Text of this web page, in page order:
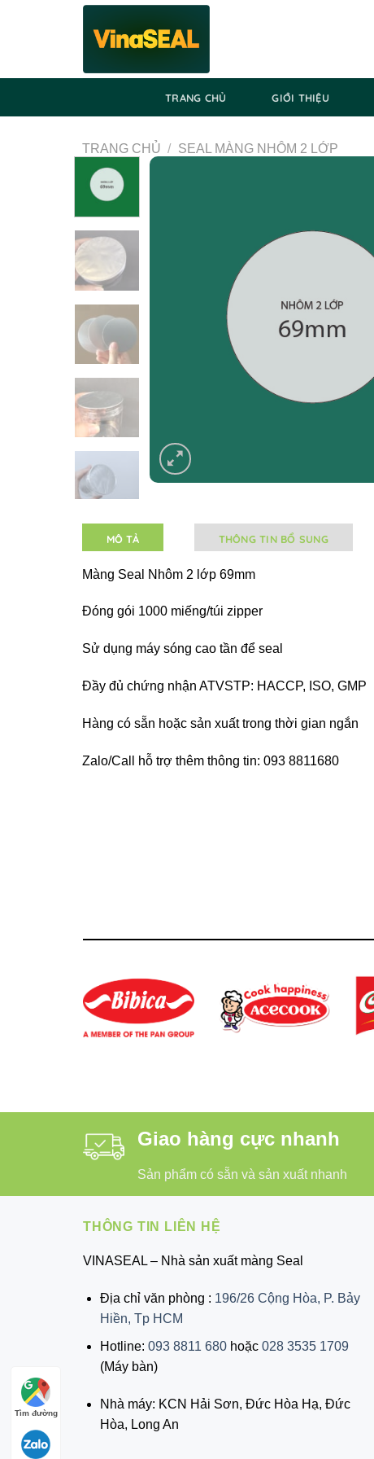
TRANG CHỦ GIỚI THIỆU
TRANG CHỦ / SEAL MÀNG NHÔM 2 LỚP
MÔ TẢ THÔNG TIN BỔ SUNG
Màng Seal Nhôm 2 lớp 69mm
Đóng gói 1000 miếng/túi zipper
Sử dụng máy sóng cao tần để seal
Đầy đủ chứng nhận ATVSTP: HACCP, ISO, GMP
Hàng có sẵn hoặc sản xuất trong thời gian ngắn
Zalo/Call hỗ trợ thêm thông tin: 093 8811680
Giao hàng cực nhanh
Sản phẩm có sẵn và sản xuất nhanh
THÔNG TIN LIÊN HỆ
VINASEAL – Nhà sản xuất màng Seal
Địa chỉ văn phòng : 196/26 Cộng Hòa, P. Bảy
Hiền, Tp HCM
Hotline: 093 8811 680hoặc 028 3535 1709
(Máy bàn)
Nhà máy: KCN Hải Sơn, Đức Hòa Hạ, Đức
Hòa, Long An
Tìm đường